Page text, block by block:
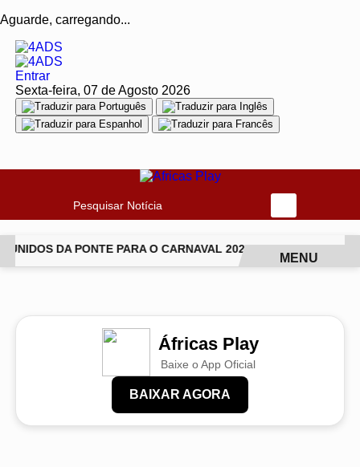
Aguarde, carregando...
Entrar
Sexta-feira, 07 de Agosto 2026
Pesquisar Notícia
DA PONTE PARA O CARNAVAL 2027 VAI-VAI ABRE
MENU
Áfricas Play
Baixe o App Oficial
BAIXAR AGORA